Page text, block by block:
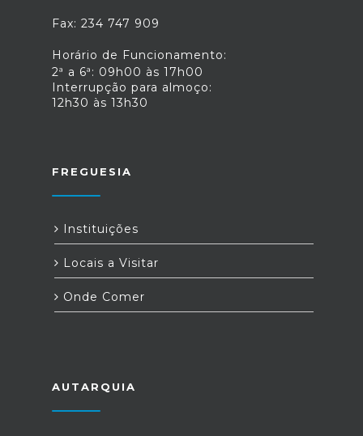
Fax: 234 747 909
Horário de Funcionamento:
2ª a 6ª: 09h00 às 17h00
Interrupção para almoço:
12h30 às 13h30
FREGUESIA
Instituições
Locais a Visitar
Onde Comer
AUTARQUIA